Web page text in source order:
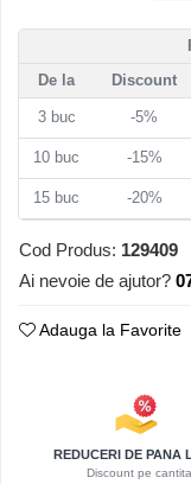
Articole pentru
Articole pentru
Corpuri de iluminat
Lampi de veghe
Pelerine, Umbrele si
Videoproiectoare
De la
Discount
3buc -5%
10 buc -15%
15 buc -20%
Cod Produs: 129409
Ai nevoie de ajutor?
Adauga la Favorite
REDUCERI DE PANA
Discount pe